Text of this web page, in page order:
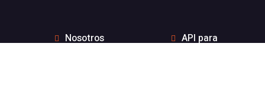
Nosotros
API para